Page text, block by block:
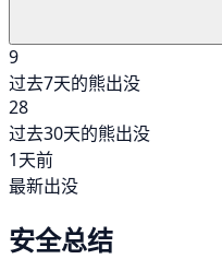
9
过去7天的熊出没
28
过去30天的熊出没
1天前
最新出没
安全总结